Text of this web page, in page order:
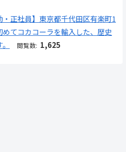
正社員】東京都千代田区有楽町1
てコカコーラを輸入した、歴史
閲覧数: 1,625